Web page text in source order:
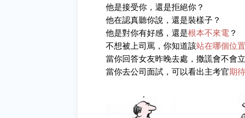
他是接受你，還是拒絕你？
他在認真聽你說，還是裝樣子？
他是對你有好感，還是根本不來電 ？
不想被上司罵，你知道該站在哪個位置
當你回答女友昨晚去處，撒謊會不會
當你去公司面試，可以看出主考官期